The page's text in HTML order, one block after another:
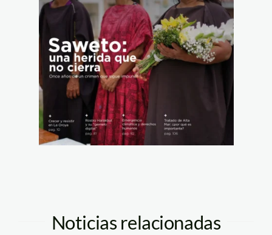
Noticias relacionadas